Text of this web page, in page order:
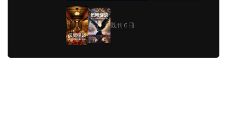
既刊６冊